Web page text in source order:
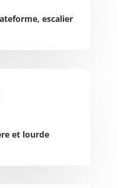
escalier
et lourde